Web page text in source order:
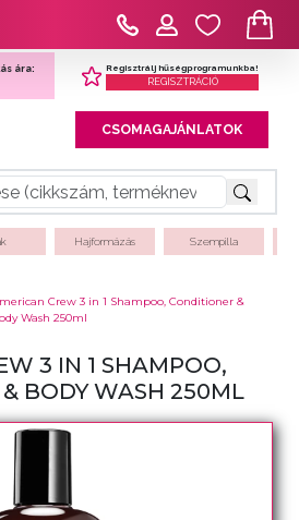
ára:
Regisztrálj hűségprogramunkba!
REGISZTRÁCIÓ
CSOMAGAJÁNLATOK
Hajformázás Szempilla
Crew 3 in 1 Shampoo, Conditioner &
Wash 250ml
3 IN 1 SHAMPOO,
BODY WASH 250ML